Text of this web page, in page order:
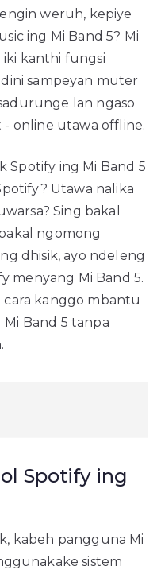
weruh, kepiye
ing Mi Band 5? Mi
iki kanthi fungsi
sampeyan muter
lan ngaso
online utawa offline.
Spotify ing Mi Band 5
Utawa nalika
Sing bakal
ngomong
dhisik, ayo ndeleng
menyang Mi Band 5.
kanggo mbantu
Band 5 tanpa
Spotify ing
kabeh pangguna Mi
sistem